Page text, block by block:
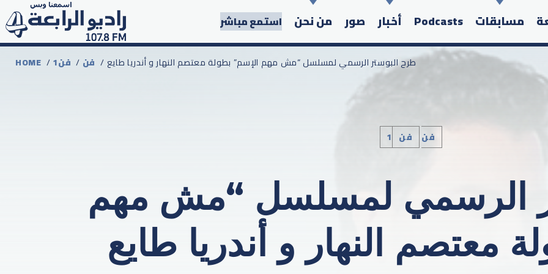
مسابقات Podcasts أخبار صور من نحن استمع مباشر
Search in the website:
HOME / 1فن / فن / طرح البوستر الرسمي لمسلسل “مش مهم الإسم” بطولة معتصم النهار و أندريا طايع
1فن فن
الرسمي لمسلسل “مش مهم
معتصم النهار و أندريا طايع